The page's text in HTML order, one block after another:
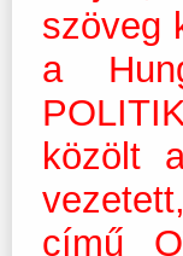
szöveg
a
közölt
című